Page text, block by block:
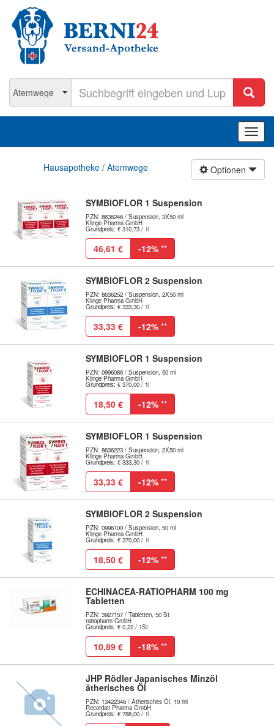
ein-/
Optionen
Hausapotheke / Atemwege
SYMBIOFLOR 1 Suspension
PZN: 8636246 / Suspension, 3X50 ml
Klinge Pharma GmbH
Grundpreis: € 310,73 / 1l
46,61 € -12% **
SYMBIOFLOR 2 Suspension
PZN: 8636252 / Suspension, 2X50 ml
Klinge Pharma GmbH
Grundpreis: € 333,30 / 1l
33,33 € -12% **
SYMBIOFLOR 1 Suspension
PZN: 0996086 / Suspension, 50 ml
Klinge Pharma GmbH
Grundpreis: € 370,00 / 1l
18,50 € -12% **
SYMBIOFLOR 1 Suspension
PZN: 8636223 / Suspension, 2X50 ml
Klinge Pharma GmbH
Grundpreis: € 333,30 / 1l
33,33 € -12% **
SYMBIOFLOR 2 Suspension
PZN: 0996100 / Suspension, 50 ml
Klinge Pharma GmbH
Grundpreis: € 370,00 / 1l
18,50 € -12% **
ECHINACEA-RATIOPHARM 100 mg
Tabletten
PZN: 3927157 / Tabletten, 50 St
ratiopharm GmbH
Grundpreis: € 0,22 / 1St
10,89 € -18% **
JHP Rödler Japanisches Minzöl
ätherisches Öl
PZN: 13422346 / Ätherisches Öl, 10 ml
Recordati Pharma GmbH
Grundpreis: € 788,00 / 1l